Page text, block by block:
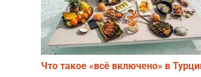
Что такое «всё включено» в